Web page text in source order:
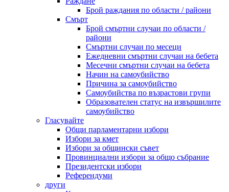
Брой раждания по области / райони
Смърт
Брой смъртни случаи по области /
райони
Смъртни случаи по месеци
Ежедневни смъртни случаи на бебета
Месечни смъртни случаи на бебета
Начин на самоубийство
Причина за самоубийство
Самоубийства по възрастови групи
Образователен статус на извършилите
самоубийство
Гласувайте
Общи парламентарни избори
Избори за кмет
Избори за общински съвет
Провинциални избори за общо събрание
Президентски избори
Референдуми
други